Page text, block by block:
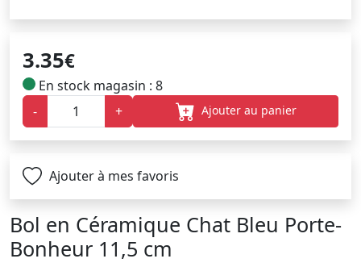
3.35€
En stock magasin : 8
-
+ Ajouter au panier
Ajouter à mes favoris
Bol en Céramique Chat Bleu Porte-
Bonheur 11,5 cm